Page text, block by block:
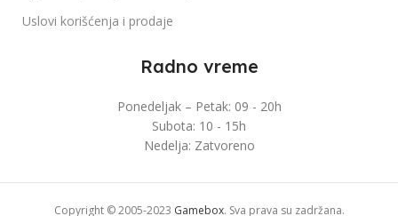
Uslovi korišćenja i prodaje
Radno vreme
Ponedeljak – Petak: 09 - 20h
Subota: 10 - 15h
Nedelja: Zatvoreno
Copyright © 2005-2023 Gamebox. Sva prava su zadržana.